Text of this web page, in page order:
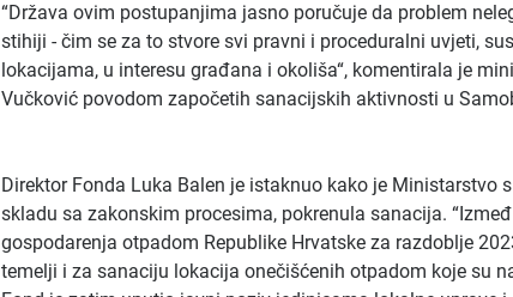
“Država ovim postupanjima jasno poručuje da problem
stihiji - čim se za to stvore svi pravni i proceduralni uvjeti,
lokacijama, u interesu građana i okoliša“, komentirala je
Vučković povodom započetih sanacijskih aktivnosti u
Direktor Fonda Luka Balen je istaknuo kako je Ministarstvo
skladu sa zakonskim procesima, pokrenula sanacija.
gospodarenja otpadom Republike Hrvatske za razdoblje
temelji i za sanaciju lokacija onečišćenih otpadom koje su